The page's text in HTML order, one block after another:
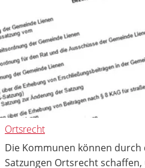
Ortsrecht
Die Kommunen können durch
Satzungen Ortsrecht